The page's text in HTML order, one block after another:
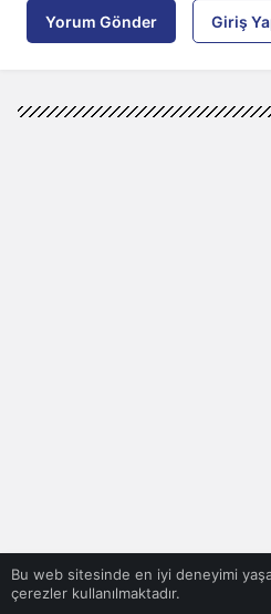
Yorum Gönder Giriş
Bu web sitesinde en iyi deneyimi
çerezler kullanılmaktadır.